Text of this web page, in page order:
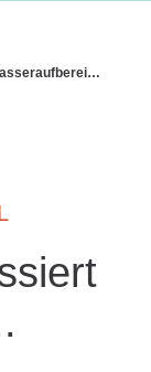
Was bei Grauwasseraufbereitungsanlagen gilt